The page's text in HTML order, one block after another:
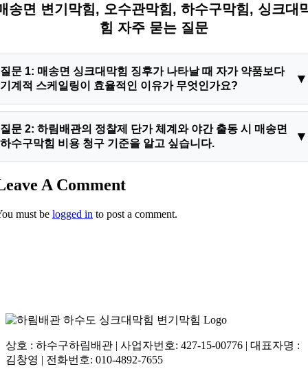
송면 변기막힘, 오수관막힘, 하수구막힘, 싱크대
힘 자주 묻는 질문
질문 1: 매송면 싱크대막힘 징후가 나타날 때 자가 약품보다
기계적 스케일링이 효율적인 이유가 무엇인가요?
▼
답변: 주방 하수관 내부의 차단막은 단순 오물이 아니라 동물성
유분이 석회화된 단단한 고체형 유지방 슬러지이기 때문입니다.
복원이 가능합니다.
질문 2: 하림배관의 정찰제 단가 체계와 야간 출동 시 매송면
하수구막힘 비용 청구 기준을 알고 싶습니다.
▼
답변: 저희는 시공 전 고성능 진단 장비로 막힌 구간과 상태를 고
투명한 하수구막힘비용 금액을 산정합니다. 늦은 밤 야간 출동
A Comment
must be logged in to post a comment.
상호 : 하수구하림배관 | 사업자번호: 427-15-00776 | 대표자명 :
김창영 | 전화번호: 010-4892-7655